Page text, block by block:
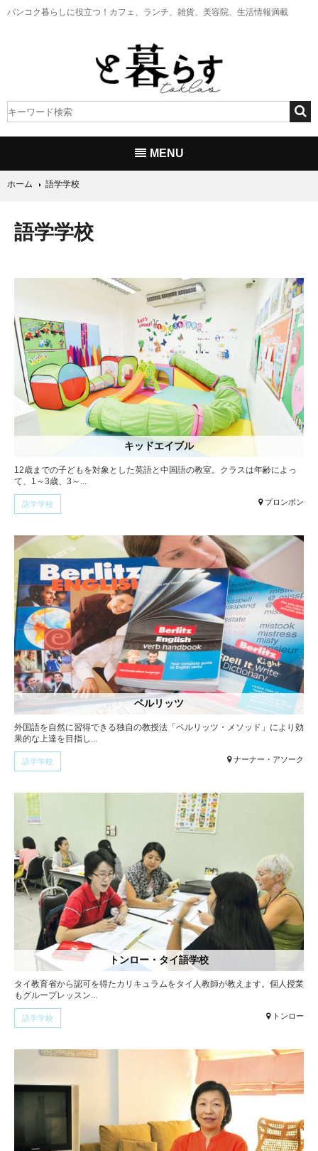
バンコク暮らしに役立つ！ カフェ、ランチ、雑貨、美容院、生活情報満載
MENU
ホーム 語学学校
語学学校
キッドエイブル
12歳までの子どもを対象とした英語と中国語の教室。クラスは年齢によっ
て、1～3歳、3～...
プロンポン
語学学校
ベルリッツ
外国語を自然に習得できる独自の教授法「ベルリッツ・メソッド」により効
果的な上達を目指し...
ナーナー・アソーク
語学学校
トンロー・タイ語学校
タイ教育省から認可を得たカリキュラムをタイ人教師が教えます。個人授業
もグループレッスン...
トンロー
語学学校